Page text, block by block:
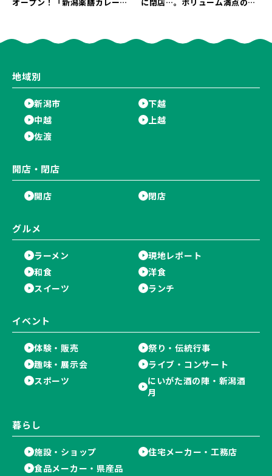
う♪
地域別
新潟市
下越
中越
上越
佐渡
開店・閉店
開店 閉店
グルメ
ラーメン
現地レポート
和食
洋食
スイーツ
ランチ
イベント
体験・販売
祭り・伝統行事
趣味・展示会
ライブ・コンサート
スポーツ
にいがた酒の陣・新潟酒
月
暮らし
施設・ショップ
住宅メーカー・工務店
食品メーカー・県産品